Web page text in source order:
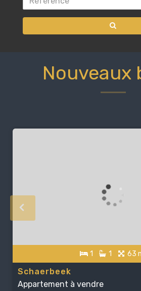
Nouveaux
1 1 63
Schaerbeek
Appartement à vendre